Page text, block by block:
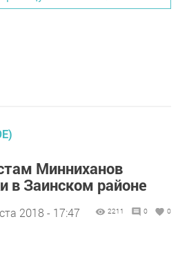
Минниханов
в Заинском районе
2018 - 17:47 2211 0 0